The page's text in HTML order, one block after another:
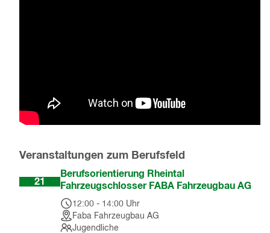
Veranstaltungen zum Berufsfeld
21
Berufsorientierung Rheintal
Fahrzeugschlosser FABA Fahrzeugbau AG
12:00 - 14:00 Uhr
Faba Fahrzeugbau AG
Jugendliche